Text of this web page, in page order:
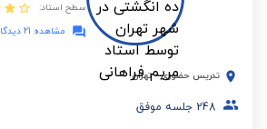
سطح استاد:
مشاهده 21 دیدگاه
تدریس حضوری - تهران
248 جلسه موفق